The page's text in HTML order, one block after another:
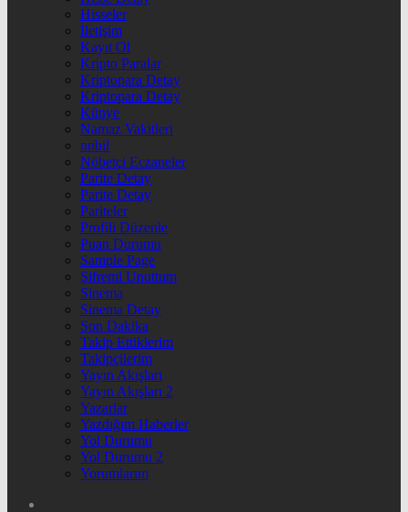
Hisseler
İletişim
Kayıt Ol
Kripto Paralar
Kriptopara Detay
Kriptopara Detay
Künye
Namaz Vakitleri
nnbil
Nöbetçi Eczaneler
Parite Detay
Parite Detay
Pariteler
Profili Düzenle
Puan Durumu
Sample Page
Şifremi Unuttum
Sinema
Sinema Detay
Son Dakika
Takip Ettiklerim
Takipçilerim
Yayın Akışları
Yayın Akışları 2
Yazarlar
Yazdığım Haberler
Yol Durumu
Yol Durumu 2
Yorumlarım